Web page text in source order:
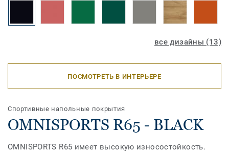
все дизайны (13)
ПОСМОТРЕТЬ В ИНТЕРЬЕРЕ
Спортивные напольные покрытия
OMNISPORTS R65 - BLACK
OMNISPORTS R65 имеет высокую износостойкость.